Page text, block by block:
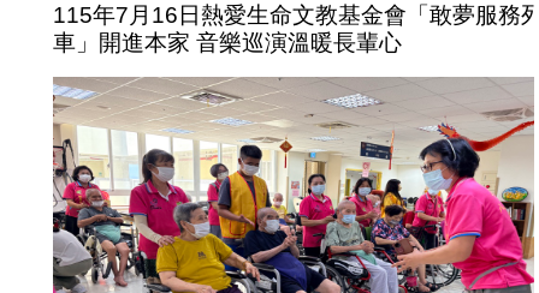
115年7月16日熱愛生命文教基金會「敢夢服務
車」開進本家 音樂巡演溫暖長輩心